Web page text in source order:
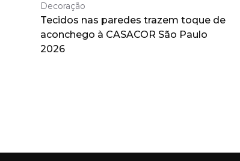
Decoração
Tecidos nas paredes trazem toque de
aconchego à CASACOR São Paulo
2026